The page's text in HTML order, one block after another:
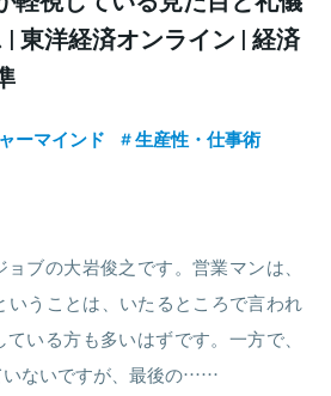
東洋経済オンライン | 経済
ーマインド 生産性・仕事術
ブの大岩俊之です。営業マンは、
いうことは、いたるところで言われ
いる方も多いはずです。一方で、
いないですが、最後の……